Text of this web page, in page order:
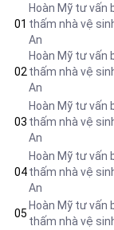
01
Hoàn Mỹ tư vấn
thấm nhà vệ
An
02
Hoàn Mỹ tư vấn
thấm nhà vệ
An
03
Hoàn Mỹ tư vấn
thấm nhà vệ
An
04
Hoàn Mỹ tư vấn
thấm nhà vệ
An
05
Hoàn Mỹ tư vấn
thấm nhà vệ